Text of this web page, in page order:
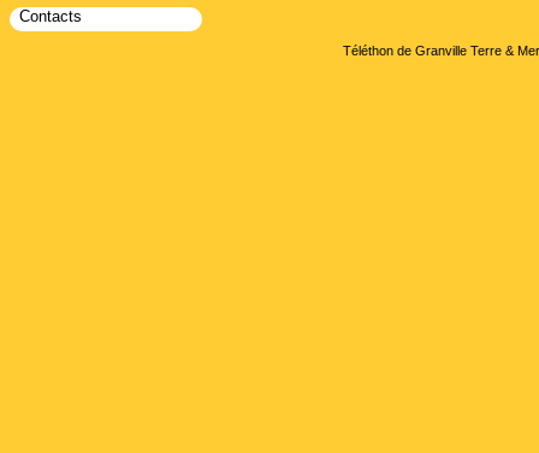
Contacts
Téléthon de Granville Terre &